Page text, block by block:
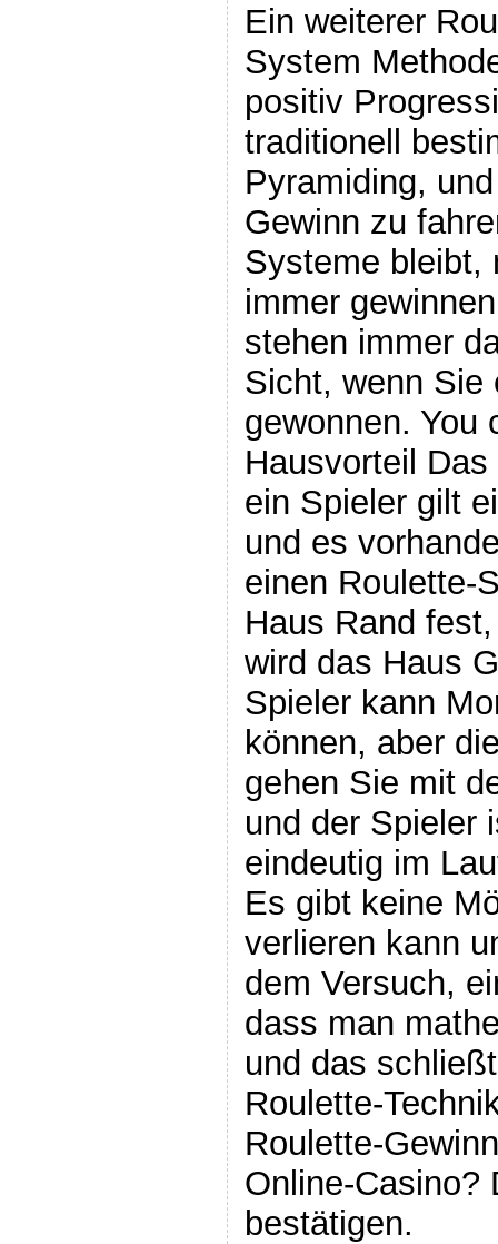
Ein weiterer
System
positiv
traditionell
Pyramiding,
Gewinn zu
Systeme bleibt,
immer
stehen immer
Sicht, wenn Sie
gewonnen. You
Hausvorteil
ein Spieler gilt
und es
einen Roulette-
Haus Rand
wird das Haus
Spieler kann
können, aber
gehen Sie mit
und der Spieler
eindeutig im
Es gibt keine
verlieren kann
dem Versuch,
dass man
und das
Roulette-
Roulette-
Online-Casino?
bestätigen.